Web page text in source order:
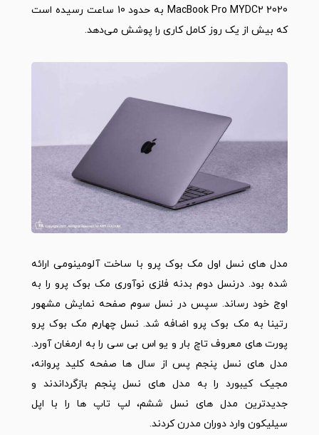
MacBook Pro MYDC2 2020
به حدود 10 ساعت رسیده است
که بیش از یک روز کامل کاری را پوشش می‌دهد.
مدل های نسل اول مک بوک پرو با ساخت آلومینومی ارائه
شده بود. درنسل دوم بدنه فلزی نوآوری مک بوک پرو را به
اوج خود رساند. سپس در نسل سوم صفحه نمایش مشهور
رتینا به مک بوک پرو اضافه شد. نسل چهارم مک بوک پرو
پورت های معروف تاچ بار و یو اس بی سی را به ارمغان آورد.
مدل های نسل پنجم پس از سال ها صفحه کلید پروانه،
مجیک کیبورد را به مدل های نسل پنجم بازگرداندند و
جدیدترین مدل های نسل ششم، لپ تاپ ها را با اپل
سیلیکون وارد دوران مدرن کردند.